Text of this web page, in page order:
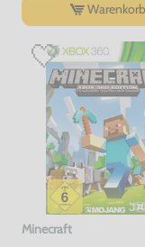
Warenkorb
Minecraft